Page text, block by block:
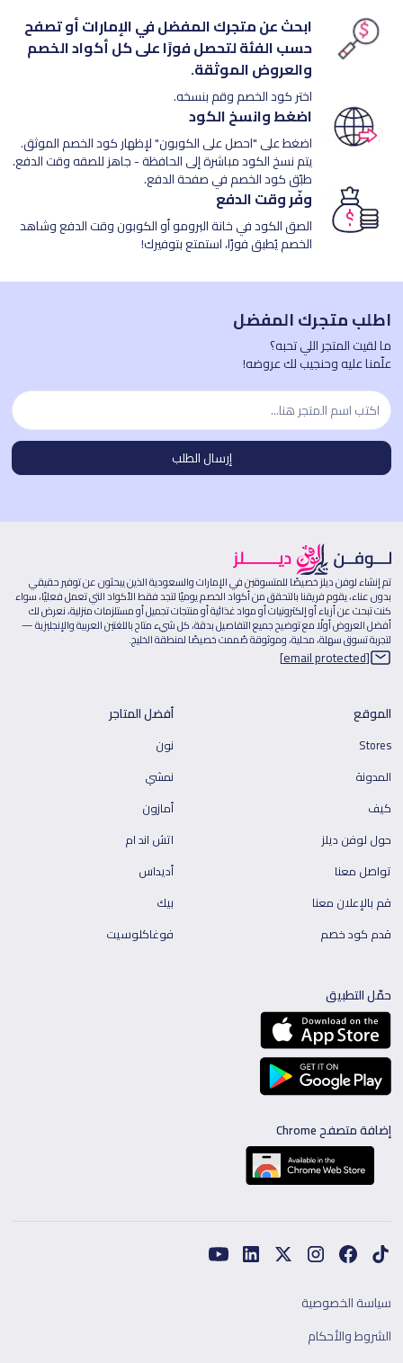
ابحث عن متجرك المفضل في الإمارات أو تصفح
حسب الفئة لتحصل فورًا على كل أكواد الخصم
والعروض الموثقة.
اختر كود الخصم وقم بنسخه.
اضغط وانسخ الكود
اضغط على "احصل على الكوبون" لإظهار كود الخصم الموثق.
يتم نسخ الكود مباشرة إلى الحافظة - جاهز للصقه وقت الدفع.
طبّق كود الخصم في صفحة الدفع.
وفّر وقت الدفع
الصق الكود في خانة البرومو أو الكوبون وقت الدفع وشاهد
الخصم يُطبق فورًا، استمتع بتوفيرك!
اطلب متجرك المفضل
ما لقيت المتجر اللي تحبه؟
علّمنا عليه وحنجيب لك عروضه!
تم إنشاء لوفن ديلز خصيصًا للمتسوقين في الإمارات والسعودية الذين يبحثون عن توفير حقيقي
بدون عناء، يقوم فريقنا بالتحقق من أكواد الخصم يوميًا لتجد فقط الأكواد التي تعمل فعليًا، سواء
كنت تبحث عن أزياء أو إلكترونيات أو مواد غذائية أو منتجات تجميل أو مستلزمات منزلية، نعرض لك
أفضل العروض أولًا مع توضيح جميع التفاصيل بدقة، كل شيء متاح باللغتين العربية والإنجليزية —
لتجربة تسوق سهلة، محلية، وموثوقة صُممت خصيصًا لمنطقة الخليج.
[email protected]
الموقع
Stores
المدونة
كيف
حول لوفن ديلز
تواصل معنا
قم بالإعلان معنا
قدم كود خصم
أفضل المتاجر
نون
نمشي
أمازون
اتش اند ام
أديداس
بيك
فوغاكلوسيت
حمّل التطبيق
إضافة متصفح Chrome
سياسة الخصوصية
الشروط والأحكام